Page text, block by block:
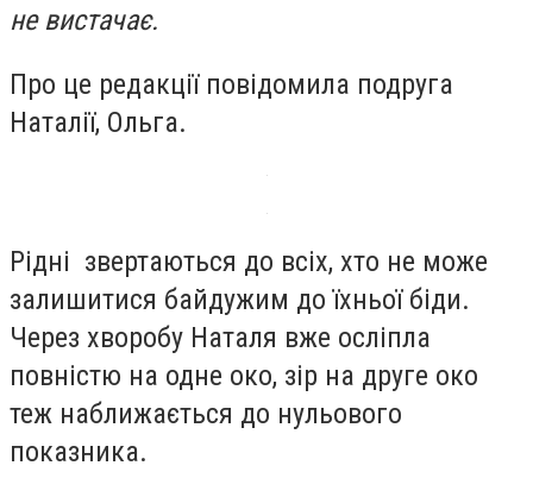
не вистачає.
Про це редакції повідомила подруга
Наталії, Ольга.
Рідні звертаються до всіх, хто не може
залишитися байдужим до їхньої біди.
Через хворобу Наталя вже осліпла
повністю на одне око, зір на друге око
теж наближається до нульового
показника.